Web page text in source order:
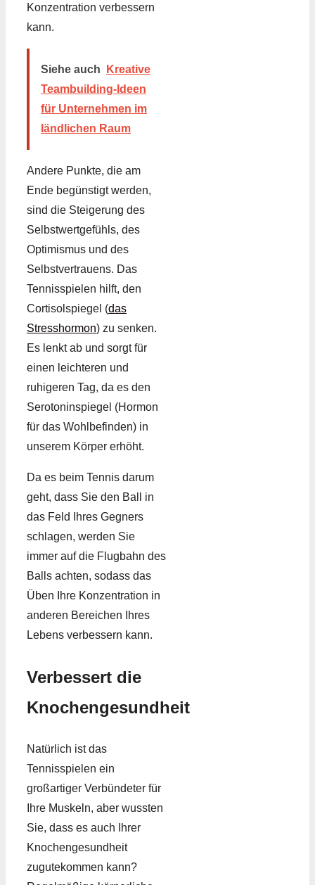
Konzentration verbessern
kann.
Siehe auch
Kreative
Teambuilding-Ideen
für Unternehmen im
ländlichen Raum
Andere Punkte, die am
Ende begünstigt werden,
sind die Steigerung des
Selbstwertgefühls, des
Optimismus und des
Selbstvertrauens. Das
Tennisspielen hilft, den
Cortisolspiegel (das
Stresshormon) zu senken.
Es lenkt ab und sorgt für
einen leichteren und
ruhigeren Tag, da es den
Serotoninspiegel (Hormon
für das Wohlbefinden) in
unserem Körper erhöht.
Da es beim Tennis darum
geht, dass Sie den Ball in
das Feld Ihres Gegners
schlagen, werden Sie
immer auf die Flugbahn des
Balls achten, sodass das
Üben Ihre Konzentration in
anderen Bereichen Ihres
Lebens verbessern kann.
Verbessert die
Knochengesundheit
Natürlich ist das
Tennisspielen ein
großartiger Verbündeter für
Ihre Muskeln, aber wussten
Sie, dass es auch Ihrer
Knochengesundheit
zugutekommen kann?